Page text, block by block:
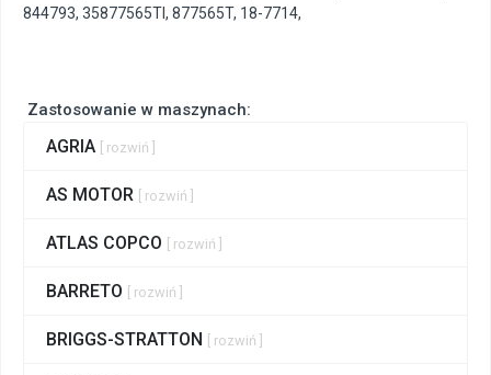
Zastosowanie w maszynach:
AGRIA [ rozwiń ]
AS MOTOR [ rozwiń ]
ATLAS COPCO [ rozwiń ]
BARRETO [ rozwiń ]
BRIGGS-STRATTON [ rozwiń ]
844793, 35877565TI, 877565T, 18-7714,